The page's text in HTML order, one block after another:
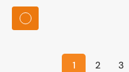
regularna
1 2 3